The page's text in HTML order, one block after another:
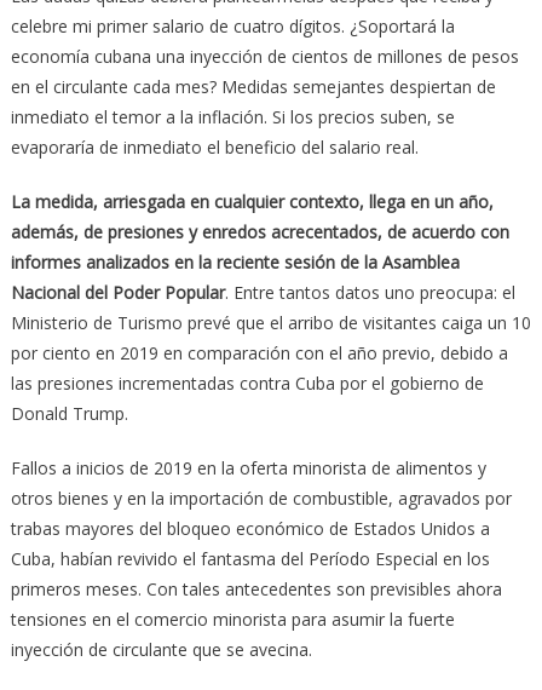
celebre mi primer salario de cuatro dígitos. ¿Soportará la
economía cubana una inyección de cientos de millones de pesos
en el circulante cada mes? Medidas semejantes despiertan de
inmediato el temor a la inflación. Si los precios suben, se
evaporaría de inmediato el beneficio del salario real.
La medida, arriesgada en cualquier contexto, llega en un año,
además, de presiones y enredos acrecentados, de acuerdo con
informes analizados en la reciente sesión de la Asamblea
Nacional del Poder Popular. Entre tantos datos uno preocupa: el
Ministerio de Turismo prevé que el arribo de visitantes caiga un 10
por ciento en 2019 en comparación con el año previo, debido a
las presiones incrementadas contra Cuba por el gobierno de
Donald Trump.
Fallos a inicios de 2019 en la oferta minorista de alimentos y
otros bienes y en la importación de combustible, agravados por
trabas mayores del bloqueo económico de Estados Unidos a
Cuba, habían revivido el fantasma del Período Especial en los
primeros meses. Con tales antecedentes son previsibles ahora
tensiones en el comercio minorista para asumir la fuerte
inyección de circulante que se avecina.